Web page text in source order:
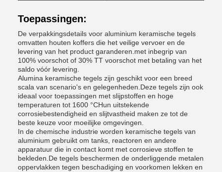
Toepassingen:
De verpakkingsdetails voor aluminium keramische tegels
omvatten houten koffers die het veilige vervoer en de
levering van het product garanderen.met inbegrip van
100% voorschot of 30% TT voorschot met betaling van het
saldo vóór levering.
Alumina keramische tegels zijn geschikt voor een breed
scala van scenario's en gelegenheden.Deze tegels zijn ook
ideaal voor toepassingen met slijpstoffen en hoge
temperaturen tot 1600 °CHun uitstekende
corrosiebestendigheid en slijtvastheid maken ze tot de
beste keuze voor moeilijke omgevingen.
In de chemische industrie worden keramische tegels van
aluminium gebruikt om tanks, reactoren en andere
apparatuur die in contact komt met corrosieve stoffen te
bekleden.De tegels beschermen de onderliggende metalen
oppervlakken tegen beschadiging en voorkomen lekken en